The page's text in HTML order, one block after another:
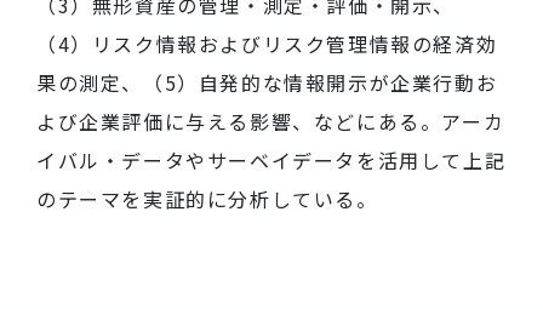
（4）リスク情報およびリスク管理情報の経済効
果の測定、（5）自発的な情報開示が企業行動お
よび企業評価に与える影響、などにある。アーカ
イバル・データやサーベイデータを活用して上記
のテーマを実証的に分析している。